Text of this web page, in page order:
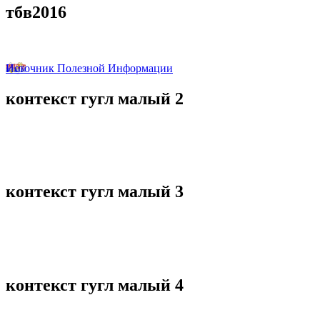
тбв2016
Источник Полезной Информации
контекст гугл малый 2
контекст гугл малый 3
контекст гугл малый 4